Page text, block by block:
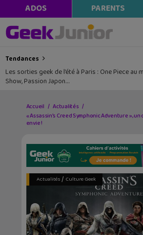
ADOS PARENTS
Tendances
Les sorties geek de l’été à Paris : One Piece au
Show, Passion Japon…
Accueil
Actualités
« Assassin’s Creed Symphonic Adventure »,
envie !
Actualités/ Culture Geek